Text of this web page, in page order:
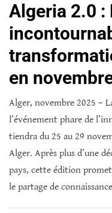
Algeria 2.0 :
en
Alger, novembre 2025 –
l’événement phare de
tiendra du 25 au 29
Alger. Après plus d’une
pays, cette édition
le partage de